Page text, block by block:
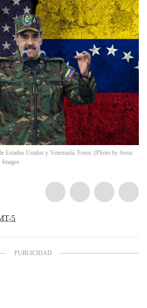
Estados Unidos y Venezuela. Fotos: (Photo by Jesus
5